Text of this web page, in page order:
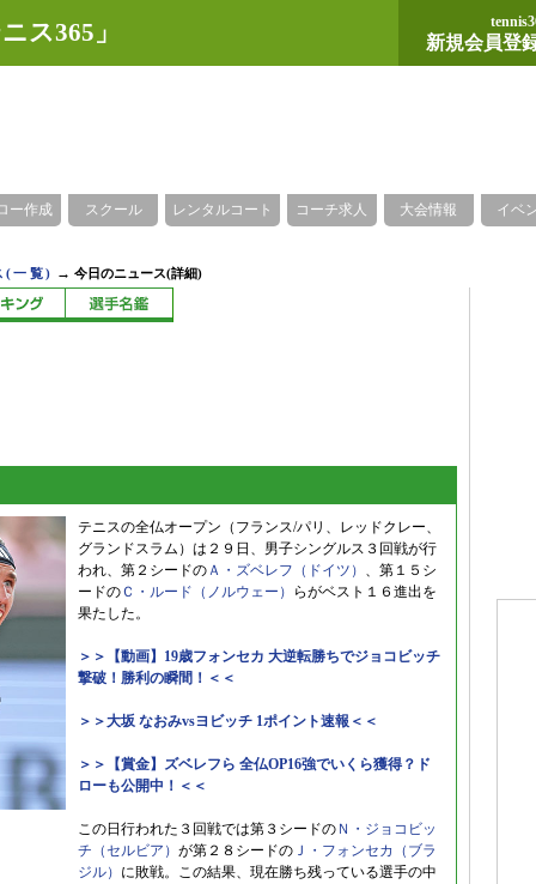
ス365」 新規会員登
ー作成 スクール レンタルコート コーチ求人 大会情報 イベ
(一覧) →今日のニュース(詳細)
テニスの全仏オープン（フランス/パリ、レッドクレー、
グランドスラム）は２９日、男子シングルス３回戦が行
われ、第２シードのＡ・ズベレフ（ドイツ） 、第１５シ
ードのＣ・ルード（ノルウェー）
らがベスト１６進出を
果たした。
＞＞【動画】19歳フォンセカ 大逆転勝ちでジョコビッチ
撃破！勝利の瞬間！＜＜
＞＞大坂 なおみvsヨビッチ 1ポイント速報＜＜
＞＞【賞金】ズベレフら 全仏OP16強でいくら獲得？ド
ローも公開中！＜＜
この日行われた３回戦では第３シードの Ｎ・ジョコビッ
チ（セルビア） が第２８シードの Ｊ・フォンセカ（ブラ
ジル） に敗戦。この結果、現在勝ち残っている選手の中